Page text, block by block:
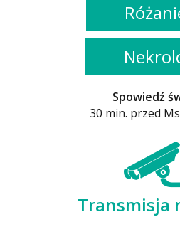
Spowiedź
30 min. przed
Transmisja